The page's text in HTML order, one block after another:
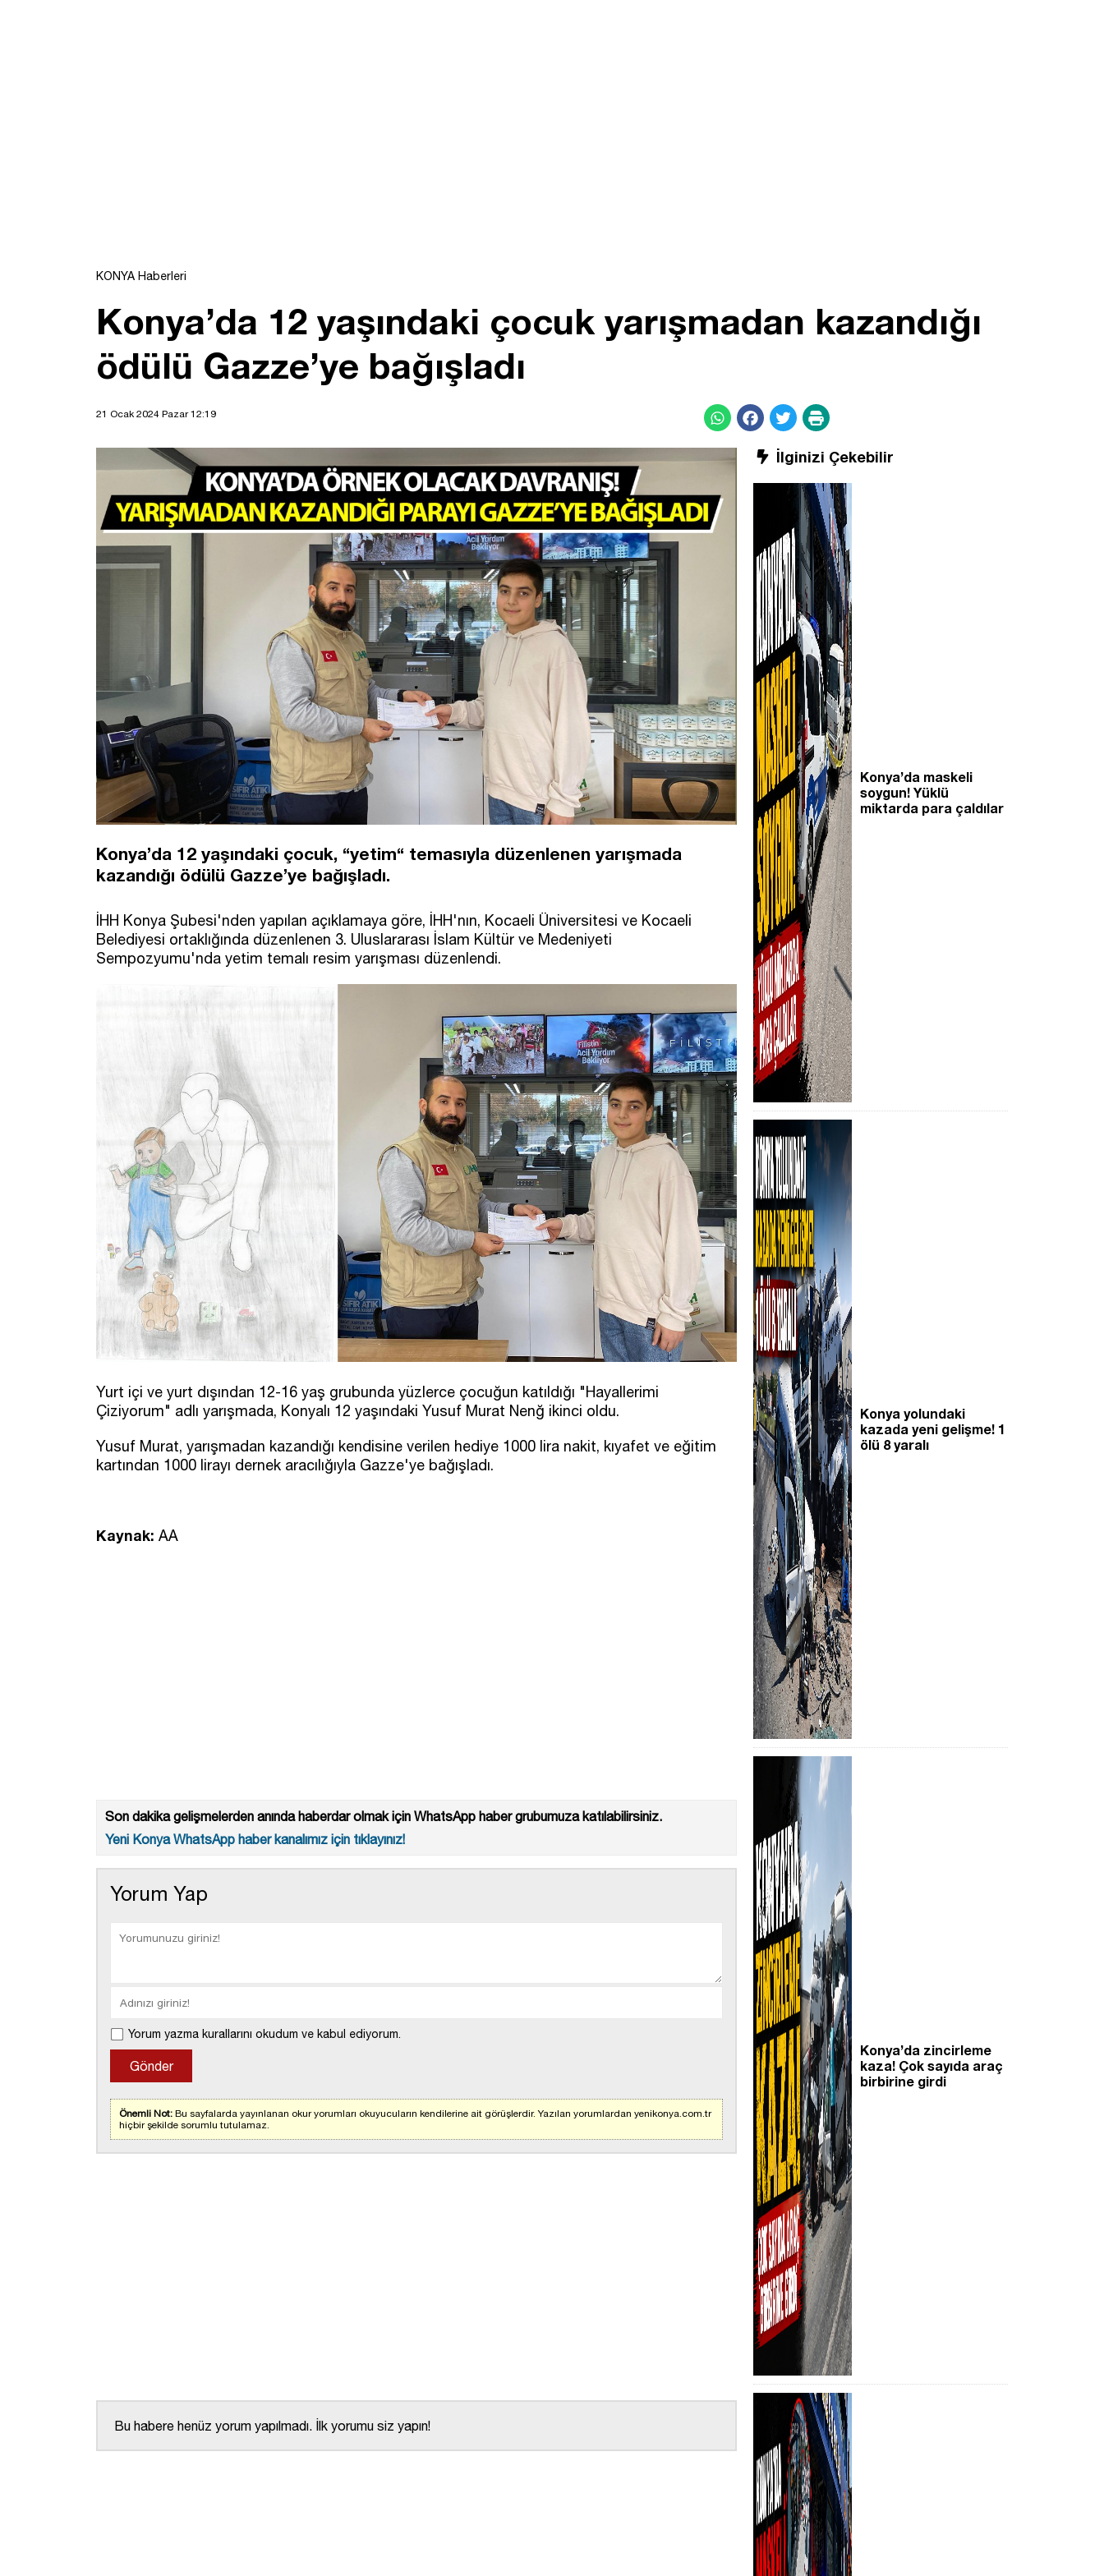
KONYA Haberleri
Konya’da 12 yaşındaki çocuk yarışmadan kazandığı
ödülü Gazze’ye bağışladı
21 Ocak 2024 Pazar 12:19
Konya’da 12 yaşındaki çocuk, “yetim“ temasıyla düzenlenen yarışmada
kazandığı ödülü Gazze’ye bağışladı.
İHH Konya Şubesi'nden yapılan açıklamaya göre, İHH'nın, Kocaeli Üniversitesi ve Kocaeli
Belediyesi ortaklığında düzenlenen 3. Uluslararası İslam Kültür ve Medeniyeti
Sempozyumu'nda yetim temalı resim yarışması düzenlendi.
Yurt içi ve yurt dışından 12-16 yaş grubunda yüzlerce çocuğun katıldığı "Hayallerimi
Çiziyorum" adlı yarışmada, Konyalı 12 yaşındaki Yusuf Murat Nenğ ikinci oldu.
Yusuf Murat, yarışmadan kazandığı kendisine verilen hediye 1000 lira nakit, kıyafet ve eğitim
kartından 1000 lirayı dernek aracılığıyla Gazze'ye bağışladı.
Kaynak: AA
Son dakika gelişmelerden anında haberdar olmak için WhatsApp haber grubumuza katılabilirsiniz.
Yeni Konya WhatsApp haber kanalımız için tıklayınız!
Yorum Yap
Yorum yazma kurallarını okudum ve kabul ediyorum.
Önemli Not: Bu sayfalarda yayınlanan okur yorumları okuyucuların kendilerine ait görüşlerdir. Yazılan yorumlardan yenikonya.com.tr
hiçbir şekilde sorumlu tutulamaz.
Bu habere henüz yorum yapılmadı. İlk yorumu siz yapın!
İlginizi Çekebilir
Konya’da maskeli
soygun! Yüklü
miktarda para çaldılar
Konya yolundaki
kazada yeni gelişme! 1
ölü 8 yaralı
Konya’da zincirleme
kaza! Çok sayıda araç
birbirine girdi